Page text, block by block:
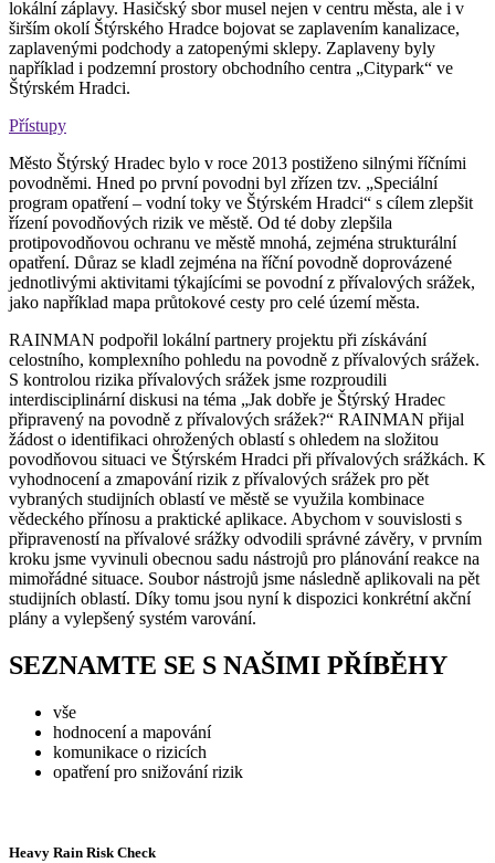
lokální záplavy. Hasičský sbor musel nejen v centru města, ale i v
širším okolí Štýrského Hradce bojovat se zaplavením kanalizace,
zaplavenými podchody a zatopenými sklepy. Zaplaveny byly
například i podzemní prostory obchodního centra „Citypark“ ve
Štýrském Hradci.
Přístupy
Město Štýrský Hradec bylo v roce 2013 postiženo silnými říčními
povodněmi. Hned po první povodni byl zřízen tzv. „Speciální
program opatření – vodní toky ve Štýrském Hradci“ s cílem zlepšit
řízení povodňových rizik ve městě. Od té doby zlepšila
protipovodňovou ochranu ve městě mnohá, zejména strukturální
opatření. Důraz se kladl zejména na říční povodně doprovázené
jednotlivými aktivitami týkajícími se povodní z přívalových srážek,
jako například mapa průtokové cesty pro celé území města.
RAINMAN podpořil lokální partnery projektu při získávání
celostního, komplexního pohledu na povodně z přívalových srážek.
S kontrolou rizika přívalových srážek jsme rozproudili
interdisciplinární diskusi na téma „Jak dobře je Štýrský Hradec
připravený na povodně z přívalových srážek?“ RAINMAN přijal
žádost o identifikaci ohrožených oblastí s ohledem na složitou
povodňovou situaci ve Štýrském Hradci při přívalových srážkách. K
vyhodnocení a zmapování rizik z přívalových srážek pro pět
vybraných studijních oblastí ve městě se využila kombinace
vědeckého přínosu a praktické aplikace. Abychom v souvislosti s
připraveností na přívalové srážky odvodili správné závěry, v prvním
kroku jsme vyvinuli obecnou sadu nástrojů pro plánování reakce na
mimořádné situace. Soubor nástrojů jsme následně aplikovali na pět
studijních oblastí. Díky tomu jsou nyní k dispozici konkrétní akční
plány a vylepšený systém varování.
SEZNAMTE SE S NAŠIMI PŘÍBĚHY
vše
hodnocení a mapování
komunikace o rizicích
opatření pro snižování rizik
Heavy Rain Risk Check